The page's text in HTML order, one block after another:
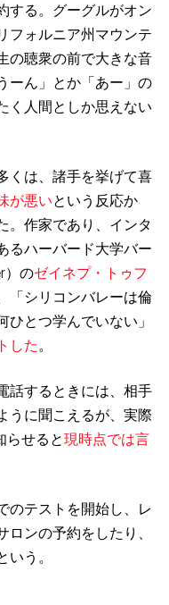
する。グーグルがオン
フォルニア州マウンテ
の聴衆の前で大きな音
ーん」とか「あー」の
く人間としか思えない
くは、諸手を挙げて喜
が悪い という反応か
。作家であり、インタ
るハーバード大学バー
）のゼイネプ・トゥフ
「シリコンバレーは倫
とつ学んでいない」
した
話するときには、相手
うに聞こえるが、実際
らせると現時点では言
のテストを開始し、レ
ロンの予約をしたり、
いう。